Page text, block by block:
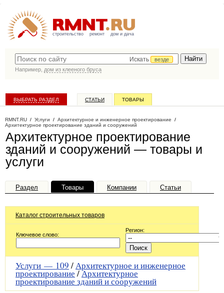
строительство ремонт дом и дача
Искать
везде
Например, дом из клееного бруса
ВЫБРАТЬ РАЗДЕЛ СТАТЬИ ТОВАРЫ
RMNT.RU / Услуги / Архитектурное и инженерное проектирование /
Архитектурное проектирование зданий и сооружений
Архитектурное проектирование
зданий и сооружений — товары и
услуги
Раздел Товары Компании Статьи
Каталог строительных товаров
Ключевое слово:
Регион:
Услуги — 109 /Архитектурное и инженерное
проектирование/Архитектурное
проектирование зданий и сооружений